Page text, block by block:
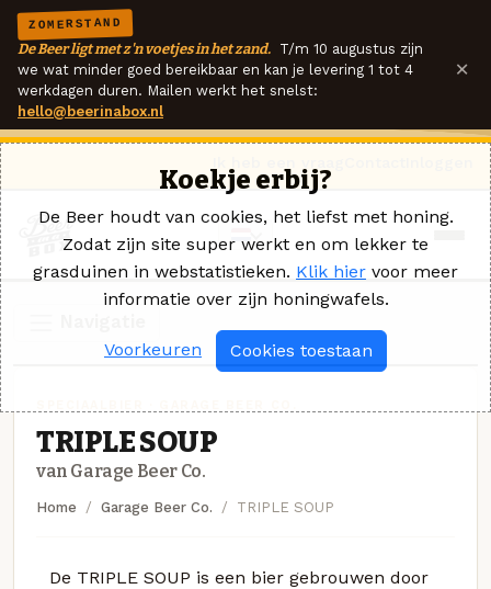
ZOMERSTAND
De Beer ligt met z'n voetjes in het zand. T/m 10 augustus zijn
we wat minder goed bereikbaar en kan je levering 1 tot 4
werkdagen duren. Mailen werkt het snelst:
hello@beerinabox.nl
×
TRIPLE SOUP
van Garage Beer Co.
Home Garage Beer Co. TRIPLE SOUP
De TRIPLE SOUP is een bier gebrouwen door
Koekje erbij?
De Beer houdt van cookies, het liefst met honing.
Zodat zijn site super werkt en om lekker te
grasduinen in webstatistieken. Klik hier voor meer
informatie over zijn honingwafels.
Voorkeuren Cookies toestaan